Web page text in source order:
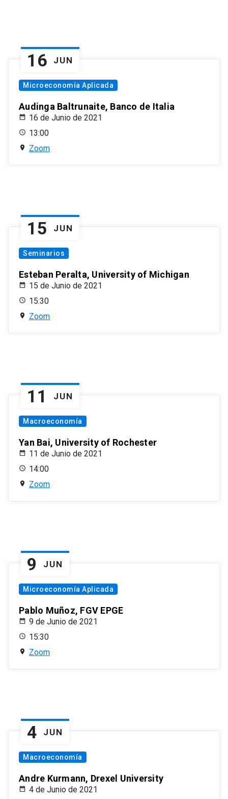
16 JUN
Microeconomía Aplicada
Audinga Baltrunaite, Banco de Italia
16 de Junio de 2021
13:00
Zoom
15 JUN
Seminarios
Esteban Peralta, University of Michigan
15 de Junio de 2021
15:30
Zoom
11 JUN
Macroeconomía
Yan Bai, University of Rochester
11 de Junio de 2021
14:00
Zoom
9 JUN
Microeconomía Aplicada
Pablo Muñoz, FGV EPGE
9 de Junio de 2021
15:30
Zoom
4 JUN
Macroeconomía
Andre Kurmann, Drexel University
4 de Junio de 2021